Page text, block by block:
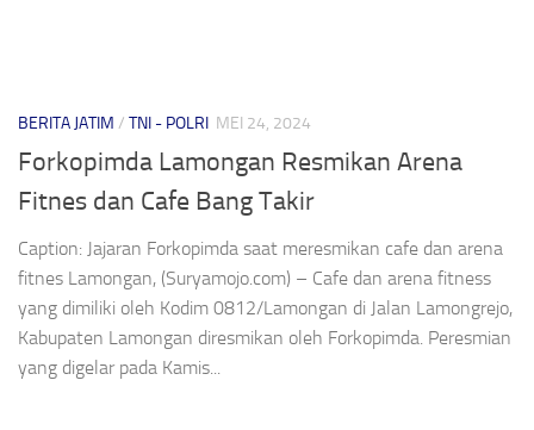
BERITA JATIM / TNI - POLRI MEI 24, 2024
Forkopimda Lamongan Resmikan Arena
Fitnes dan Cafe Bang Takir
Caption: Jajaran Forkopimda saat meresmikan cafe dan arena
fitnes Lamongan, (Suryamojo.com) – Cafe dan arena fitness
yang dimiliki oleh Kodim 0812/Lamongan di Jalan Lamongrejo,
Kabupaten Lamongan diresmikan oleh Forkopimda. Peresmian
yang digelar pada Kamis...